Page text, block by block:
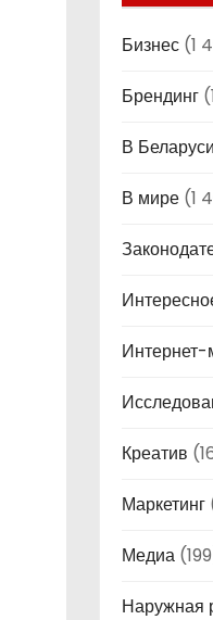
Бизнес (1
Брендинг
В Беларуси
В мире (1
Интернет-
Креатив
Маркетинг
Медиа
Наружная